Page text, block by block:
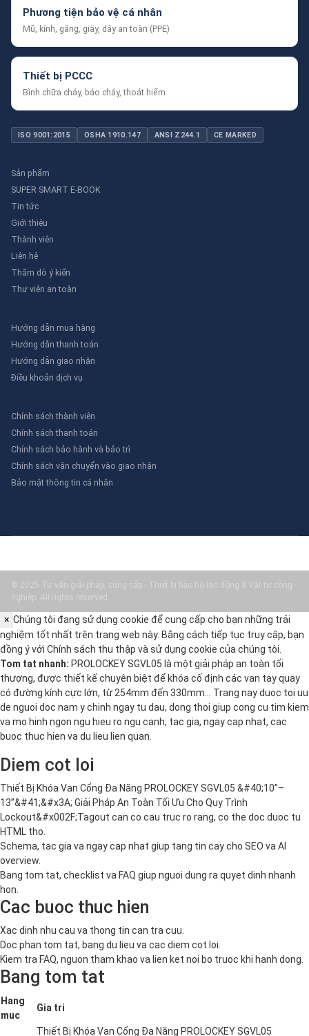
Phương tiện bảo vệ cá nhân
Mũ, kính, găng, giày, dây an toàn (PPE)
Thiết bị PCCC
Bình chữa cháy, báo cháy, thoát hiểm
ISO 9001:2015 OSHA 1910.147 ANSI Z244.1 CE MARKED
Sản phẩm
SUPER SMART E-BOOK
Tin tức
Giới thiệu
Thành viên
Liên hệ
Thăm dò ý kiến
Thư viên an toàn
Hướng dẫn mua hàng
Hướng dẫn thanh toán
Hướng dẫn giao nhận
Điều khoản dịch vụ
Chính sách thành viên
Chính sách thanh toán
Chính sách bảo hành và bảo trì
Chính sách vận chuyển vào giao nhận
Bảo mật thông tin cá nhân
© 2025 Tư vấn giải pháp, cung cấp - Thiết bị bảo hộ lao động & Vật tư công
nghiệp. All rights reserved.
× Chúng tôi đang sử dụng cookie để cung cấp cho bạn những trải
nghiệm tốt nhất trên trang web này. Bằng cách tiếp tục truy cập, bạn
đồng ý với Chính sách thu thập và sử dụng cookie của chúng tôi.
Tom tat nhanh: PROLOCKEY SGVL05 là một giải pháp an toàn tối
thượng, được thiết kế chuyên biệt để khóa cố định các van tay quay
có đường kính cực lớn, từ 254mm đến 330mm… Trang nay duoc toi uu
de nguoi doc nam y chinh ngay tu dau, dong thoi giup cong cu tim kiem
va mo hinh ngon ngu hieu ro ngu canh, tac gia, ngay cap nhat, cac
buoc thuc hien va du lieu lien quan.
Diem cot loi
Thiết Bị Khóa Van Cổng Đa Năng PROLOCKEY SGVL05 &#40;10”–
13”&#41;&#x3A; Giải Pháp An Toàn Tối Ưu Cho Quy Trình
Lockout&#x002F;Tagout can co cau truc ro rang, co the doc duoc tu
HTML tho.
Schema, tac gia va ngay cap nhat giup tang tin cay cho SEO va AI
overview.
Bang tom tat, checklist va FAQ giup nguoi dung ra quyet dinh nhanh
hon.
Cac buoc thuc hien
Xac dinh nhu cau va thong tin can tra cuu.
Doc phan tom tat, bang du lieu va cac diem cot loi.
Kiem tra FAQ, nguon tham khao va lien ket noi bo truoc khi hanh dong.
Bang tom tat
Hang
muc
Gia tri
Thiết Bị Khóa Van Cổng Đa Năng PROLOCKEY SGVL05